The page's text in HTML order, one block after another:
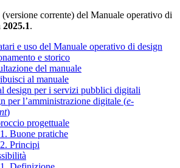
corrente) del Manuale operativo di
2025.1.
e uso del Manuale operativo di design
e storico
del manuale
al manuale
design per i servizi pubblici digitali
per l’amministrazione digitale (e-
)
progettuale
Buone pratiche
Principi